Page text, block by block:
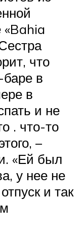
«Bahia
что
в
в
и не
. что-то
–
«Ей был
у нее не
и так